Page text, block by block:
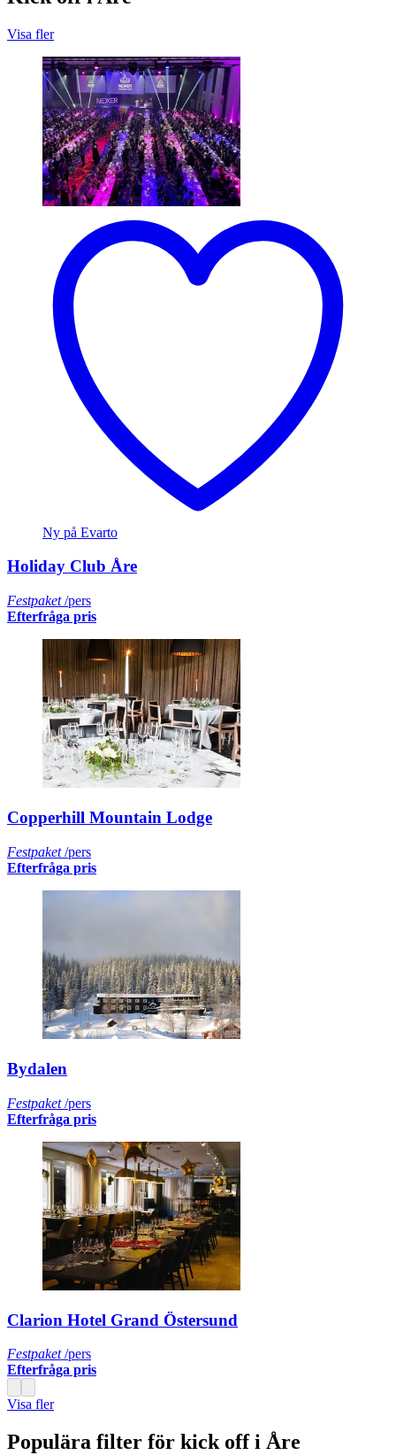
Visa fler
Ny på Evarto
Holiday Club Åre
Festpaket/pers
Efterfråga pris
Copperhill Mountain Lodge
Festpaket/pers
Efterfråga pris
Bydalen
Festpaket/pers
Efterfråga pris
Clarion Hotel Grand Östersund
Festpaket/pers
Efterfråga pris
Visa fler
Populära filter för kick off i Åre